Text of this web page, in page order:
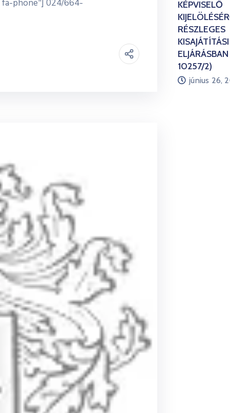
fa-phone"] 024/664-
KÉPVISELŐ
RÉSZLEGES
KISAJÁTÍTÁSI
10257/2)
június 26,